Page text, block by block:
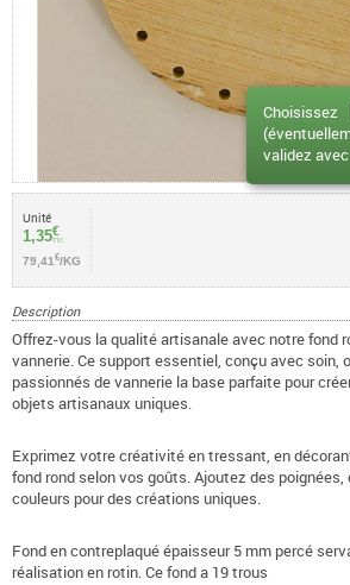
Unité
1,35€
TTC
79,41€/KG
Description
Offrez-vous la qualité artisanale avec notre fond
vannerie. Ce support essentiel, conçu avec soin,
passionnés de vannerie la base parfaite pour
objets artisanaux uniques.
Exprimez votre créativité en tressant, en
fond rond selon vos goûts. Ajoutez des
couleurs pour des créations uniques.
Fond en contreplaqué épaisseur 5 mm percé
réalisation en rotin. Ce fond a 19 trous
validez